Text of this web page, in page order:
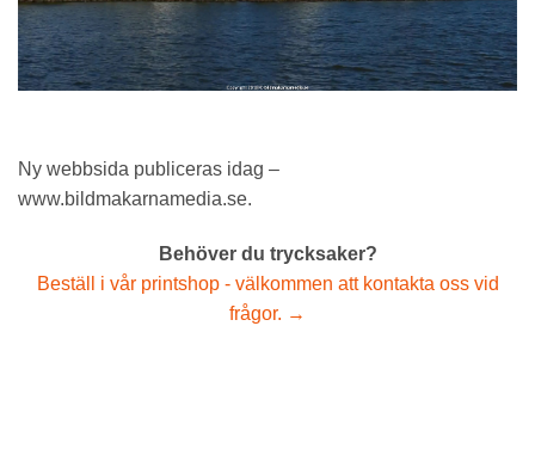
Ny webbsida publiceras idag –
www.bildmakarnamedia.se.
Behöver du trycksaker?
Beställ i vår printshop - välkommen att kontakta oss vid
frågor. →